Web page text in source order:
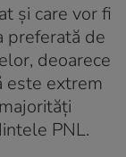
şi care vor fi
preferată de
deoarece
este extrem
PNL.